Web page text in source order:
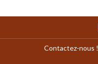
Contactez-nous !